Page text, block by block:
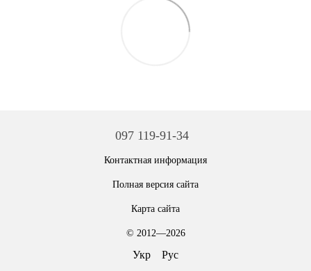
097 119-91-34
Контактная информация
Полная версия сайта
Карта сайта
© 2012—2026
Укр Рус